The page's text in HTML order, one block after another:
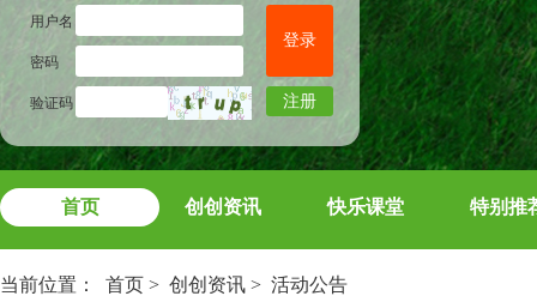
用户名
密码
验证码
登录
注册
首页 创创资讯 快乐课堂 特别推
当前位置： 首页 > 创创资讯 > 活动公告